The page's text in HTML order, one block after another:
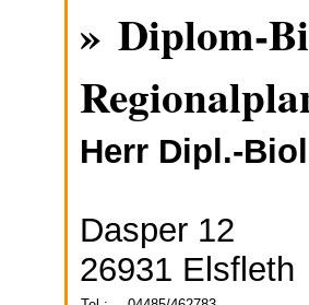
» Diplom-
Herr Dipl.-
Dasper 12
26931 Elsfleth